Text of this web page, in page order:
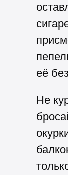
её
Не